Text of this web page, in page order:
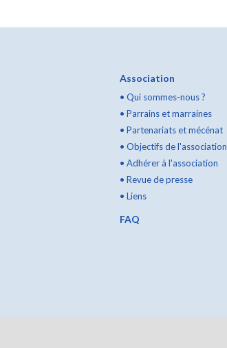
Association
• Qui sommes-nous ?
• Parrains et marraines
• Partenariats et mécénat
• Objectifs de l'association
• Adhérer à l'association
• Revue de presse
• Liens
FAQ